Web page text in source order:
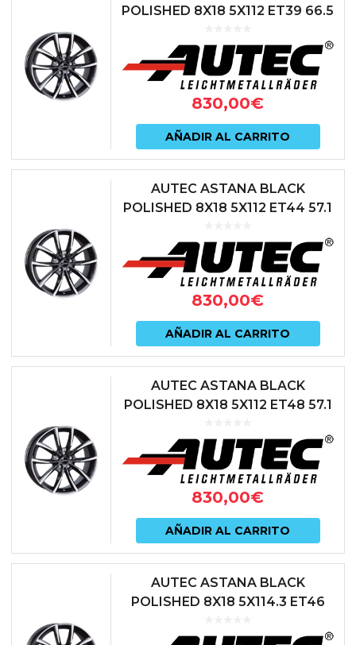
POLISHED 8X18 5X112 ET39 66.5
830,00€
AÑADIR AL CARRITO
AUTEC ASTANA BLACK
POLISHED 8X18 5X112 ET44 57.1
830,00€
AÑADIR AL CARRITO
AUTEC ASTANA BLACK
POLISHED 8X18 5X112 ET48 57.1
830,00€
AÑADIR AL CARRITO
AUTEC ASTANA BLACK
POLISHED 8X18 5X114.3 ET46